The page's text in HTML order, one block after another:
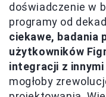
doświadczenie w
programy od
ciekawe, badania
użytkowników
integracji z
mogłoby